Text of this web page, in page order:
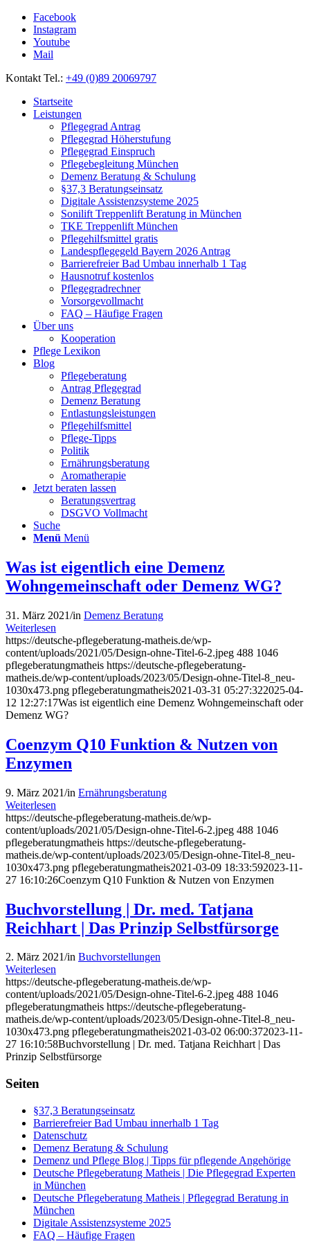
Facebook
Instagram
Youtube
Mail
Kontakt Tel.: +49 (0)89 20069797
Startseite
Leistungen
Pflegegrad Antrag
Pflegegrad Höherstufung
Pflegegrad Einspruch
Pflegebegleitung München
Demenz Beratung & Schulung
§37,3 Beratungseinsatz
Digitale Assistenzsysteme 2025
Sonilift Treppenlift Beratung in München
TKE Treppenlift München
Pflegehilfsmittel gratis
Landespflegegeld Bayern 2026 Antrag
Barrierefreier Bad Umbau innerhalb 1 Tag
Hausnotruf kostenlos
Pflegegradrechner
Vorsorgevollmacht
FAQ – Häufige Fragen
Über uns
Kooperation
Pflege Lexikon
Blog
Pflegeberatung
Antrag Pflegegrad
Demenz Beratung
Entlastungsleistungen
Pflegehilfsmittel
Pflege-Tipps
Politik
Ernährungsberatung
Aromatherapie
Jetzt beraten lassen
Beratungsvertrag
DSGVO Vollmacht
Suche
Menü Menü
Was ist eigentlich eine Demenz
Wohngemeinschaft oder Demenz WG?
31. März 2021/in Demenz Beratung
Weiterlesen
https://deutsche-pflegeberatung-matheis.de/wp-
content/uploads/2021/05/Design-ohne-Titel-6-2.jpeg 488 1046
pflegeberatungmatheis https://deutsche-pflegeberatung-
matheis.de/wp-content/uploads/2023/05/Design-ohne-Titel-8_neu-
1030x473.png pflegeberatungmatheis2021-03-31 05:27:322025-04-
12 12:27:17Was ist eigentlich eine Demenz Wohngemeinschaft oder
Demenz WG?
Coenzym Q10 Funktion & Nutzen von
Enzymen
9. März 2021/in Ernährungsberatung
Weiterlesen
https://deutsche-pflegeberatung-matheis.de/wp-
content/uploads/2021/05/Design-ohne-Titel-6-2.jpeg 488 1046
pflegeberatungmatheis https://deutsche-pflegeberatung-
matheis.de/wp-content/uploads/2023/05/Design-ohne-Titel-8_neu-
1030x473.png pflegeberatungmatheis2021-03-09 18:33:592023-11-
27 16:10:26Coenzym Q10 Funktion & Nutzen von Enzymen
Buchvorstellung | Dr. med. Tatjana
Reichhart | Das Prinzip Selbstfürsorge
2. März 2021/in Buchvorstellungen
Weiterlesen
https://deutsche-pflegeberatung-matheis.de/wp-
content/uploads/2021/05/Design-ohne-Titel-6-2.jpeg 488 1046
pflegeberatungmatheis https://deutsche-pflegeberatung-
matheis.de/wp-content/uploads/2023/05/Design-ohne-Titel-8_neu-
1030x473.png pflegeberatungmatheis2021-03-02 06:00:372023-11-
27 16:10:58Buchvorstellung | Dr. med. Tatjana Reichhart | Das
Prinzip Selbstfürsorge
Seiten
§37,3 Beratungseinsatz
Barrierefreier Bad Umbau innerhalb 1 Tag
Datenschutz
Demenz Beratung & Schulung
Demenz und Pflege Blog | Tipps für pflegende Angehörige
Deutsche Pflegeberatung Matheis | Die Pflegegrad Experten
in München
Deutsche Pflegeberatung Matheis | Pflegegrad Beratung in
München
Digitale Assistenzsysteme 2025
FAQ – Häufige Fragen